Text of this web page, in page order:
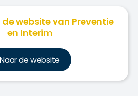
de website van Preventie
en Interim
Naar de website